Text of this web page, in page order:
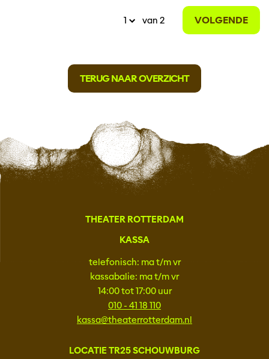
van 2 VOLGENDE
TERUG NAAR OVERZICHT
THEATER ROTTERDAM
KASSA
telefonisch: ma t/m vr
kassabalie: ma t/m vr
14:00 tot 17:00 uur
010 - 41 18 110
kassa@theaterrotterdam.nl
LOCATIE TR25 SCHOUWBURG